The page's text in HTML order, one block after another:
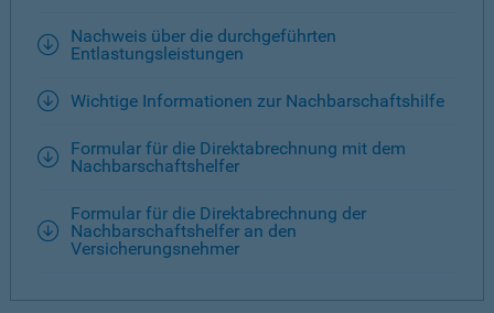
Nachweis über die durchgeführten
Entlastungsleistungen
Wichtige Informationen zur Nachbarschaftshilfe
Formular für die Direktabrechnung mit dem
Nachbarschaftshelfer
Formular für die Direktabrechnung der
Nachbarschaftshelfer an den
Versicherungsnehmer